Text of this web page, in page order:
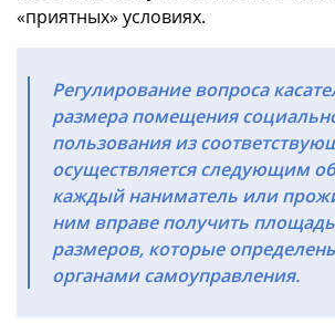
«приятных» условиях.
Регулирование вопроса
размера помещения
пользования из
осуществляется следующим
каждый наниматель или
ним вправе получить
размеров, которые
органами самоуправления.